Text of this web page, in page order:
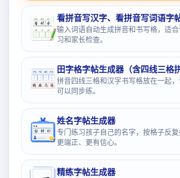
看拼音写汉字、看拼音写词语字
输入词语自动生成拼音和书写格，适
习和家长检查。
田字格字帖生成器（含四线三格
拼音四线三格和汉字书写格放在一起
可以同步练。
姓名字帖生成器
专门练习孩子自己的名字，按格子反
更端正、更有信心。
精练字帖生成器